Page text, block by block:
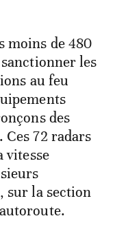
moins de 480
les
au feu
des
72 radars
vitesse
sur la section